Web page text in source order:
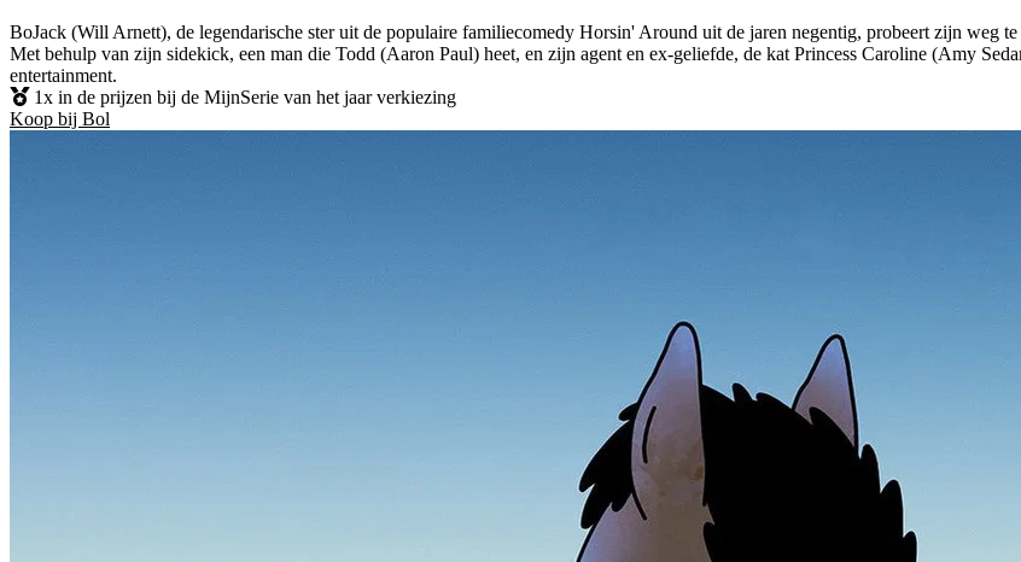
BoJack (Will Arnett), de legendarische ster uit de populaire familiecomedy Horsin' Around uit de jaren negentig, probeert zijn weg
Met behulp van zijn sidekick, een man die Todd (Aaron Paul) heet, en zijn agent en ex-geliefde, de kat Princess Caroline (Amy
entertainment.
1x in de prijzen bij de MijnSerie van het jaar verkiezing
Koop bij Bol